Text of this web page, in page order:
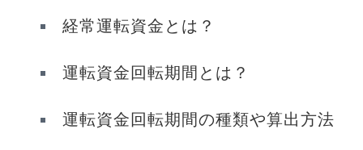
経常運転資金とは？
運転資金回転期間とは？
運転資金回転期間の種類や算出方法